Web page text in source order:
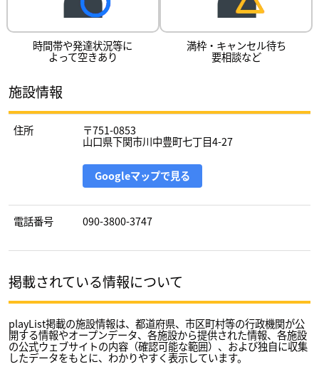
時間帯や発達状況等に
よって空きあり
満枠・キャンセル待ち
要相談など
施設情報
住所 〒751-0853
山口県下関市川中豊町七丁目4-27
Googleマップで見る
電話番号 090-3800-3747
掲載されている情報について
playList掲載の施設情報は、都道府県、市区町村等の行政機関が公
開する情報やオープンデータ、各施設から提供された情報、各施設
の公式ウェブサイトの内容（確認可能な範囲）、および独自に収集
したデータをもとに、わかりやすく表示しています。